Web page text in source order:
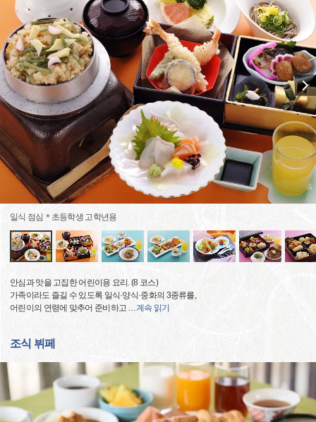
일식 점심＊초등학생 고학년용
안심과 맛을 고집한 어린이용 요리. (8 코스)
가족이라도 즐길 수 있도록 일식·양식·중화의 3종류를,
어린이의 연령에 맞추어 준비하고 …계속 읽기
조식 뷔페